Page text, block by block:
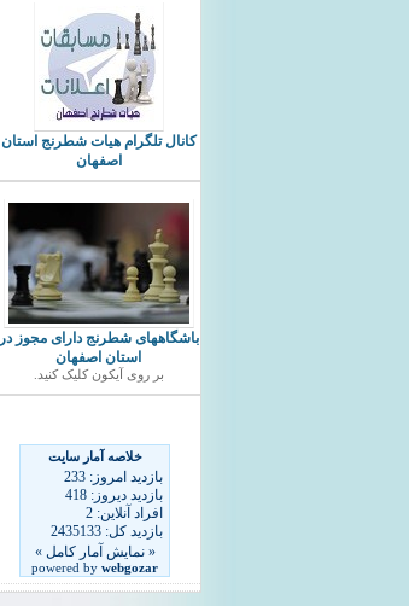
کانال تلگرام هیات شطرنج استان
اصفهان
باشگاههای شطرنج دارای مجوز در
استان اصفهان
بر روی آیکون کلیک کنید.